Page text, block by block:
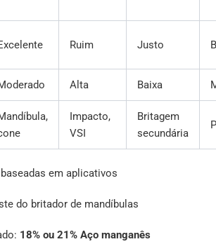
Ruim Justo
Alta Baixa
Impacto,
VSI
Britagem
secundária
em aplicativos
do britador de mandíbulas
18% ou 21% Aço manganês